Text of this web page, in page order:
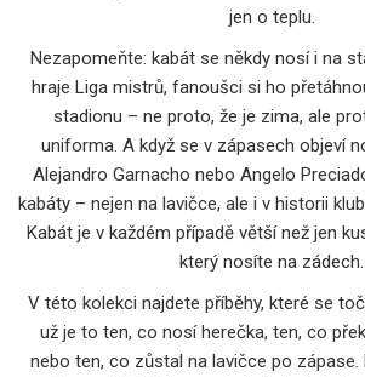
jen o teplu.
Nezapomeňte: kabát se někdy nosí i na
hraje Liga mistrů, fanoušci si ho
stadionu – ne proto, že je zima, ale
uniforma. A když se v zápasech objeví
Alejandro Garnacho nebo Angelo
kabáty – nejen na lavičce, ale i v historii
Kabát je v každém případě větší než jen
který nosíte na zádech.
V této kolekci najdete příběhy, které se
už je to ten, co nosí herečka, ten, co
nebo ten, co zůstal na lavičce po zápase.